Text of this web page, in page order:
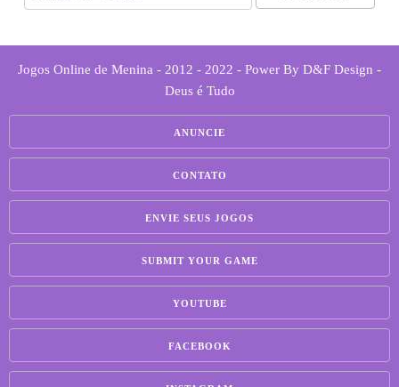
Jogos Online de Menina - 2012 - 2022 - Power By D&F Design -
Deus é Tudo
ANUNCIE
CONTATO
ENVIE SEUS JOGOS
SUBMIT YOUR GAME
YOUTUBE
FACEBOOK